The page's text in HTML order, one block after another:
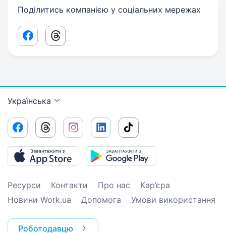
Поділитись компанією у соціальних мережах
Facebook share link
Threads share link
Українська
Ресурси Контакти Про нас
Кар’єра
Новини Work.ua
Допомога Умови використання
Роботодавцю